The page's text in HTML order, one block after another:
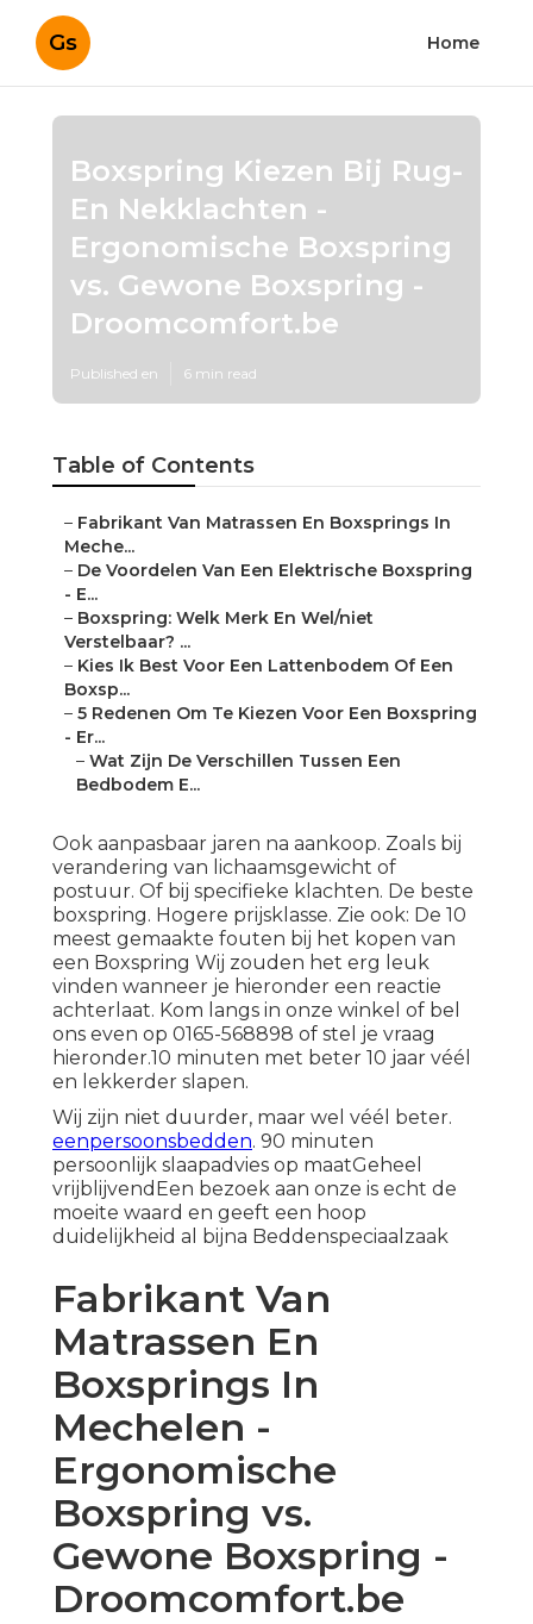
Gs Home
Boxspring Kiezen Bij Rug-
En Nekklachten -
Ergonomische Boxspring
vs. Gewone Boxspring -
Droomcomfort.be
Published en 6 min read
Table of Contents
– Fabrikant Van Matrassen En Boxsprings In
Meche...
– De Voordelen Van Een Elektrische Boxspring
- E...
– Boxspring: Welk Merk En Wel/niet
Verstelbaar? ...
– Kies Ik Best Voor Een Lattenbodem Of Een
Boxsp...
– 5 Redenen Om Te Kiezen Voor Een Boxspring
- Er...
– Wat Zijn De Verschillen Tussen Een
Bedbodem E...
Ook aanpasbaar jaren na aankoop. Zoals bij
verandering van lichaamsgewicht of
postuur. Of bij specifieke klachten. De beste
boxspring. Hogere prijsklasse. Zie ook: De 10
meest gemaakte fouten bij het kopen van
een Boxspring Wij zouden het erg leuk
vinden wanneer je hieronder een reactie
achterlaat. Kom langs in onze winkel of bel
ons even op 0165-568898 of stel je vraag
hieronder.10 minuten met beter 10 jaar véél
en lekkerder slapen.
Wij zijn niet duurder, maar wel véél beter.
eenpersoonsbedden. 90 minuten
persoonlijk slaapadvies op maatGeheel
vrijblijvendEen bezoek aan onze is echt de
moeite waard en geeft een hoop
duidelijkheid al bijna Beddenspeciaalzaak
Fabrikant Van
Matrassen En
Boxsprings In
Mechelen -
Ergonomische
Boxspring vs.
Gewone Boxspring -
Droomcomfort.be